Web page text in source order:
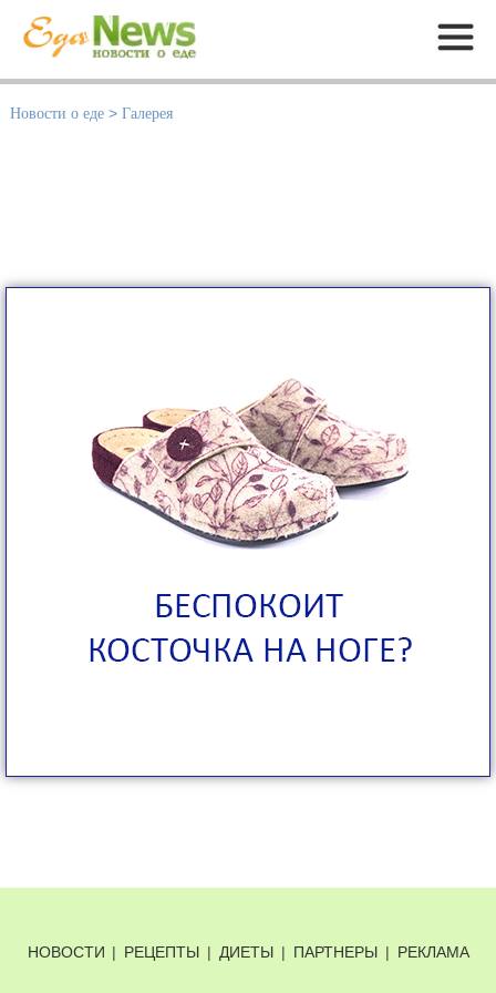
Меню
Новости о еде > Галерея
НОВОСТИ | РЕЦЕПТЫ | ДИЕТЫ | ПАРТНЕРЫ | РЕКЛАМА